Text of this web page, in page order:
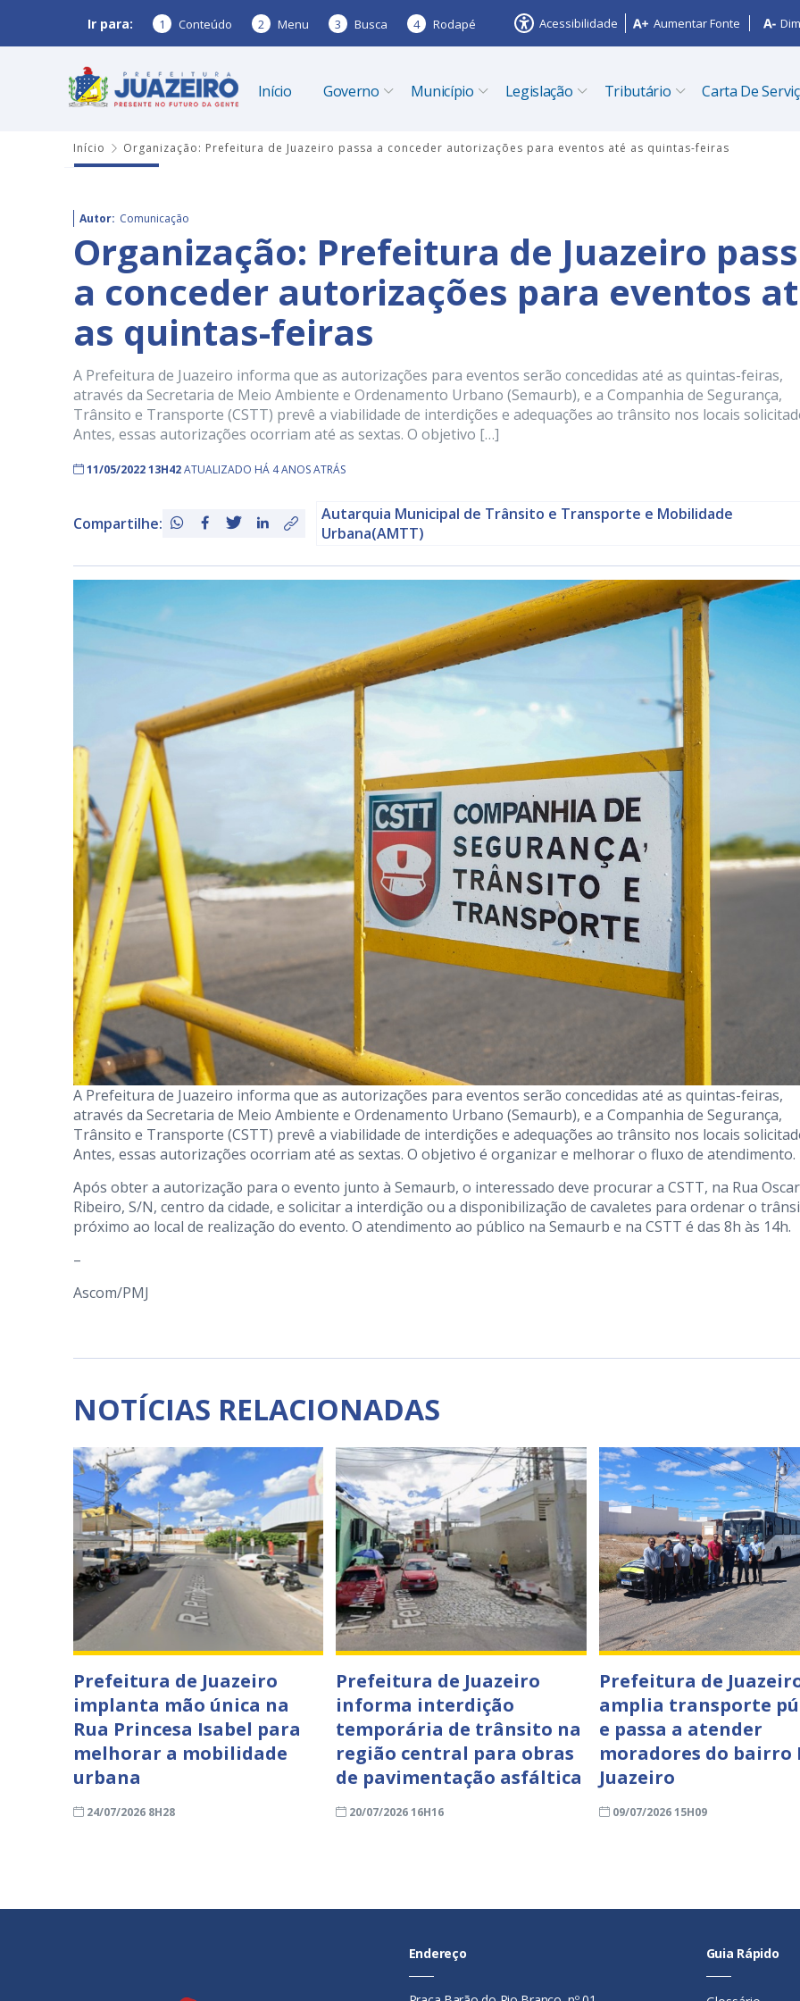
Ir para: 1 Conteúdo 2 Menu 3 Busca 4 Rodapé Acessibilidade Aumentar Fonte
Início Governo Município Legislação Tributário Carta De
Início Organização: Prefeitura de Juazeiro passa a conceder autorizações para eventos até as quintas-feiras
Autor: Comunicação
Organização: Prefeitura de Juazeiro
a conceder autorizações para eventos
as quintas-feiras
A Prefeitura de Juazeiro informa que as autorizações para eventos serão concedidas até as quintas-feiras,
através da Secretaria de Meio Ambiente e Ordenamento Urbano (Semaurb), e a Companhia de Segurança,
Trânsito e Transporte (CSTT) prevê a viabilidade de interdições e adequações ao trânsito nos locais
Antes, essas autorizações ocorriam até as sextas. O objetivo […]
11/05/2022 13H42ATUALIZADO HÁ 4 ANOS ATRÁS
Compartilhe:
Autarquia Municipal de Trânsito e Transporte e Mobilidade
Urbana(AMTT)
A Prefeitura de Juazeiro informa que as autorizações para eventos serão concedidas até as quintas-feiras,
através da Secretaria de Meio Ambiente e Ordenamento Urbano (Semaurb), e a Companhia de Segurança,
Trânsito e Transporte (CSTT) prevê a viabilidade de interdições e adequações ao trânsito nos locais
Antes, essas autorizações ocorriam até as sextas. O objetivo é organizar e melhorar o fluxo de atendimento.
Após obter a autorização para o evento junto à Semaurb, o interessado deve procurar a CSTT, na Rua Oscar
Ribeiro, S/N, centro da cidade, e solicitar a interdição ou a disponibilização de cavaletes para ordenar o
próximo ao local de realização do evento. O atendimento ao público na Semaurb e na CSTT é das 8h às 14h.
–
Ascom/PMJ
NOTÍCIAS RELACIONADAS
Prefeitura de Juazeiro
implanta mão única na
Rua Princesa Isabel para
melhorar a mobilidade
urbana
24/07/2026 8H28
Prefeitura de Juazeiro
informa interdição
temporária de trânsito na
região central para obras
de pavimentação asfáltica
20/07/2026 16H16
Prefeitura de
amplia transporte
e passa a atender
moradores do bairro
Juazeiro
09/07/2026 15H09
Endereço Guia Rápido